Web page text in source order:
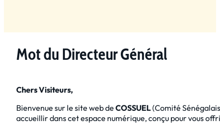
Mot du Directeur Général
Chers Visiteurs,
Bienvenue sur le site web deCOSSUEL(Comité
accueillir dans cet espace numérique, conçu pour vous